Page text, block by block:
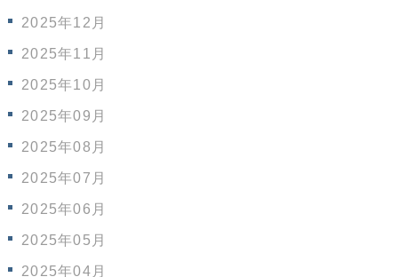
2025年12月
2025年11月
2025年10月
2025年09月
2025年08月
2025年07月
2025年06月
2025年05月
2025年04月